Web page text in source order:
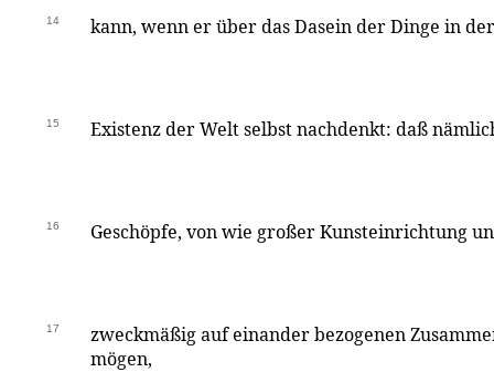
14 kann, wenn er über das Dasein der Dinge in
15 Existenz der Welt selbst nachdenkt: daß
16 Geschöpfe, von wie großer Kunsteinrichtung
17
zweckmäßig auf einander bezogenen
mögen,